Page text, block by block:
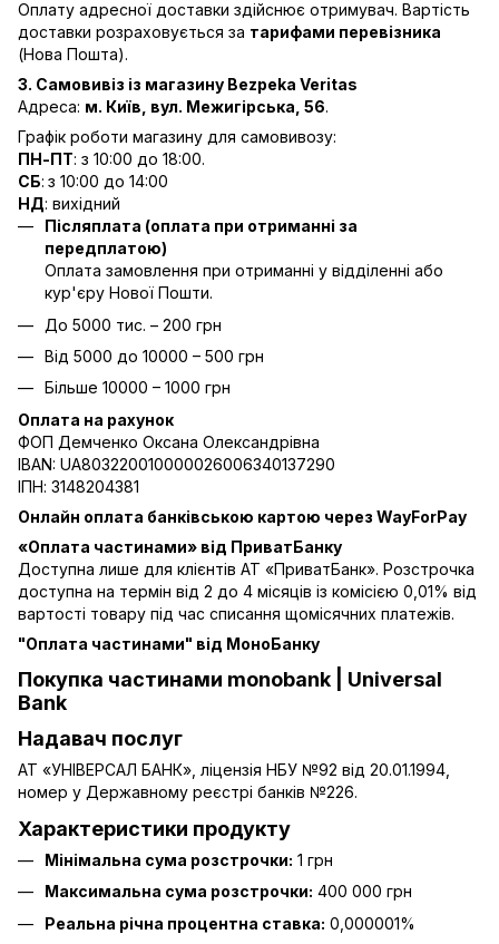
Оплату адресної доставки здійснює отримувач. Вартість
доставки розраховується за тарифами перевізника
(Нова Пошта).
3. Самовивіз із магазину Bezpeka Veritas
Адреса: м. Київ, вул. Межигірська, 56.
Графік роботи магазину для самовивозу:
ПН-ПТ: з 10:00 до 18:00.
СБ: з 10:00 до 14:00
НД: вихідний
Післяплата (оплата при отриманні за
передплатою)
Оплата замовлення при отриманні у відділенні або
кур'єру Нової Пошти.
До 5000 тис. – 200 грн
Від 5000 до 10000 – 500 грн
Більше 10000 – 1000 грн
Оплата на рахунок
ФОП Демченко Оксана Олександрівна
IBAN: UA803220010000026006340137290
ІПН: 3148204381
Онлайн оплата банківською картою через WayForPay
«Оплата частинами» від ПриватБанку
Доступна лише для клієнтів АТ «ПриватБанк». Розстрочка
доступна на термін від 2 до 4 місяців із комісією 0,01% від
вартості товару під час списання щомісячних платежів.
"Оплата частинами" від МоноБанку
Покупка частинами monobank | Universal
Bank
Надавач послуг
АТ «УНІВЕРСАЛ БАНК», ліцензія НБУ №92 від 20.01.1994,
номер у Державному реєстрі банків №226.
Характеристики продукту
Мінімальна сума розстрочки: 1 грн
Максимальна сума розстрочки: 400 000 грн
Реальна річна процентна ставка: 0,000001%